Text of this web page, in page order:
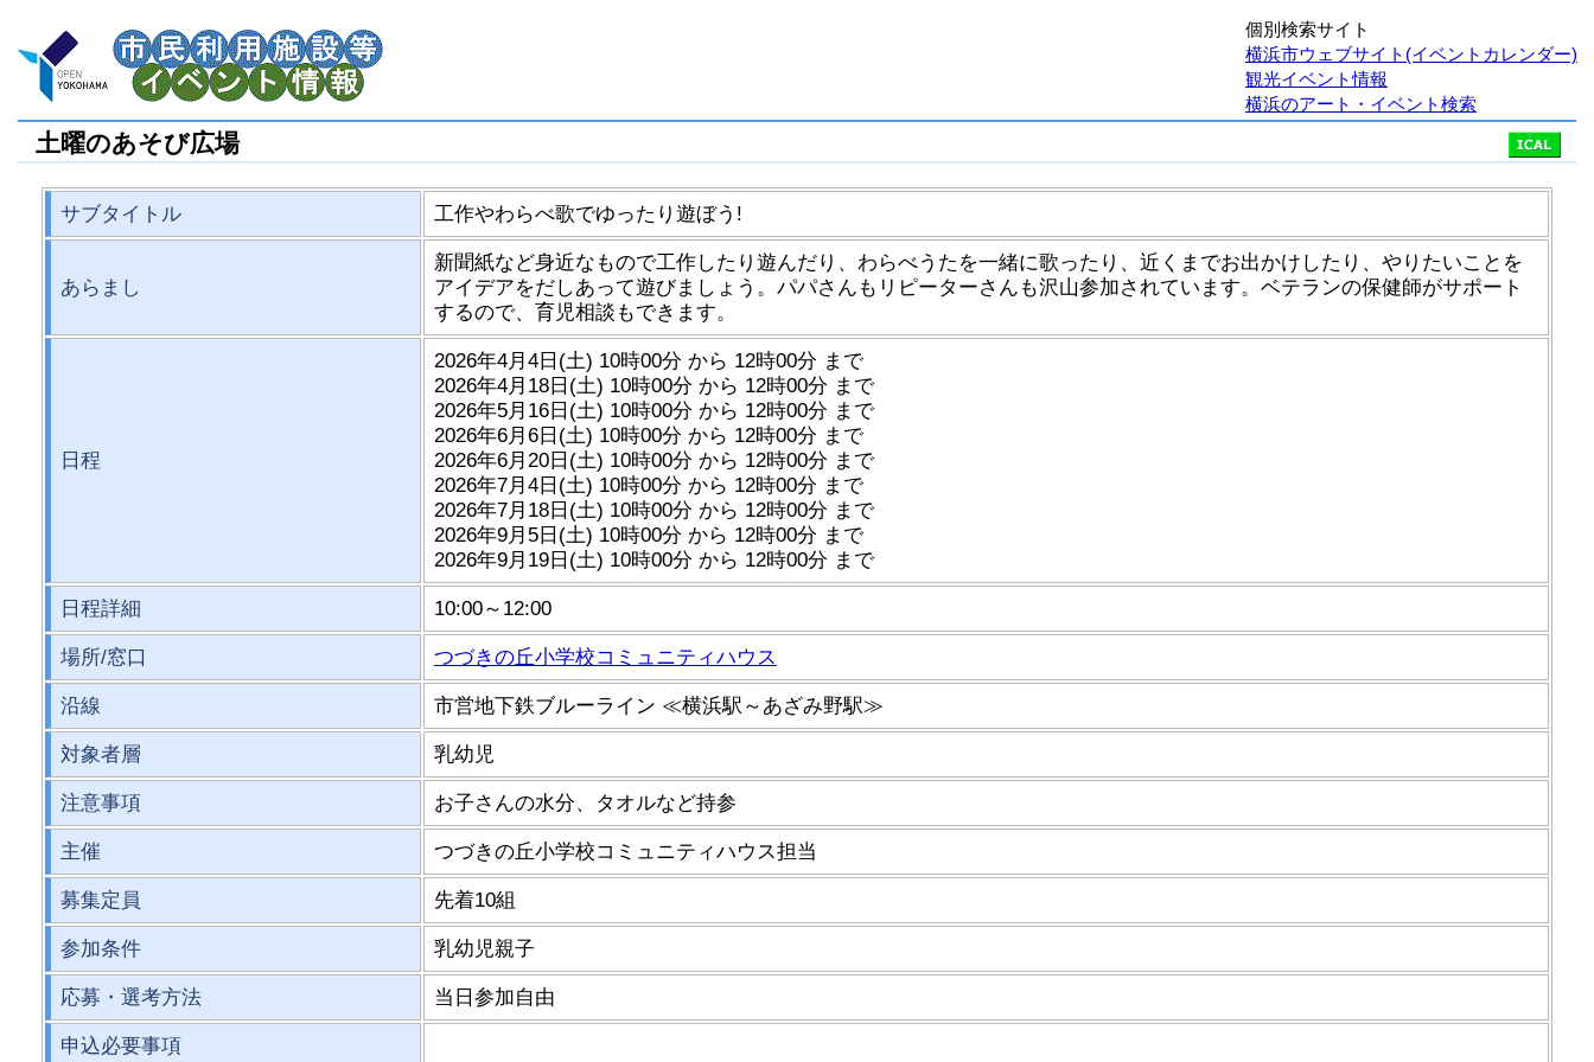
個別検索サイト
横浜市ウェブサイト(イベントカレンダー)
観光イベント情報
横浜のアート・イベント検索
土曜のあそび広場
サブタイトル 工作やわらべ歌でゆったり遊ぼう!
あらまし
新聞紙など身近なもので工作したり遊んだり、わらべうたを一緒に歌ったり、近くまでお出かけしたり、やりたいことを
アイデアをだしあって遊びましょう。パパさんもリピーターさんも沢山参加されています。ベテランの保健師がサポート
するので、育児相談もできます。
日程
2026年4月4日(土) 10時00分 から 12時00分 まで
2026年4月18日(土) 10時00分 から 12時00分 まで
2026年5月16日(土) 10時00分 から 12時00分 まで
2026年6月6日(土) 10時00分 から 12時00分 まで
2026年6月20日(土) 10時00分 から 12時00分 まで
2026年7月4日(土) 10時00分 から 12時00分 まで
2026年7月18日(土) 10時00分 から 12時00分 まで
2026年9月5日(土) 10時00分 から 12時00分 まで
2026年9月19日(土) 10時00分 から 12時00分 まで
日程詳細 10:00～12:00
場所/窓口 つづきの丘小学校コミュニティハウス
沿線 市営地下鉄ブルーライン ≪横浜駅～あざみ野駅≫
対象者層 乳幼児
注意事項 お子さんの水分、タオルなど持参
主催 つづきの丘小学校コミュニティハウス担当
募集定員 先着10組
参加条件 乳幼児親子
応募・選考方法 当日参加自由
申込必要事項